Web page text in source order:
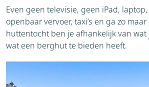
Even geen televisie, geen iPad,
openbaar vervoer, taxi’s en ga zo
huttentocht ben je afhankelijk van
wat een berghut te bieden heeft.